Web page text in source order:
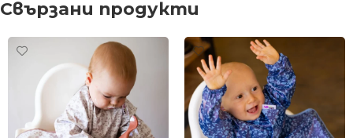
Свързани продукти